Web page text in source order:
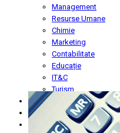
Management
Resurse Umane
Chimie
Marketing
Contabilitate
Educație
IT&C
Turism
Înscriere
Blog
Contact